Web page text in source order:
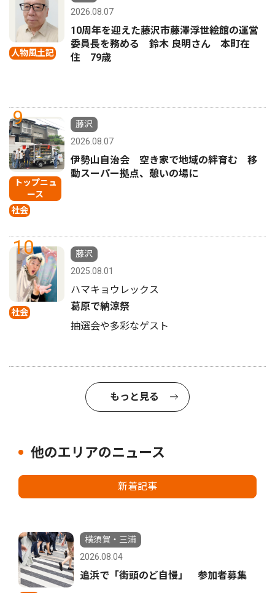
人物風土記
2026.08.07
10周年を迎えた藤沢市藤澤浮世絵館の運営
委員長を務める 鈴木 良明さん 本町在
住 79歳
9
トップニュ
ース
社会
藤沢
2026.08.07
伊勢山自治会 空き家で地域の絆育む 移
動スーパー拠点、憩いの場に
10
社会
藤沢
2025.08.01
ハマキョウレックス
葛原で納涼祭
抽選会や多彩なゲスト
もっと見る
他のエリアのニュース
新着記事
横須賀・三浦
2026.08.04
追浜で「街頭のど自慢」 参加者募集